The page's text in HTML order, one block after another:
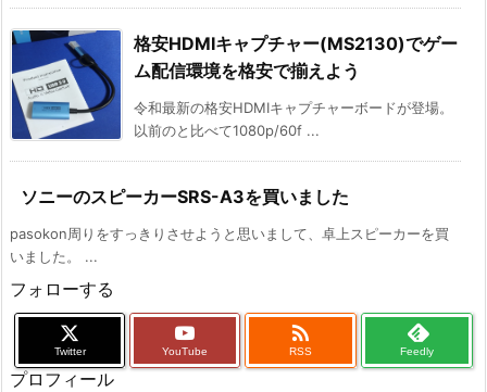
格安HDMIキャプチャー(MS2130)でゲー
ム配信環境を格安で揃えよう
令和最新の格安HDMIキャプチャーボードが登場。
以前のと比べて1080p/60f ...
ソニーのスピーカーSRS-A3を買いました
pasokon周りをすっきりさせようと思いまして、卓上スピーカーを買
いました。 ...
フォローする
Twitter YouTube

RSS Feedly
プロフィール